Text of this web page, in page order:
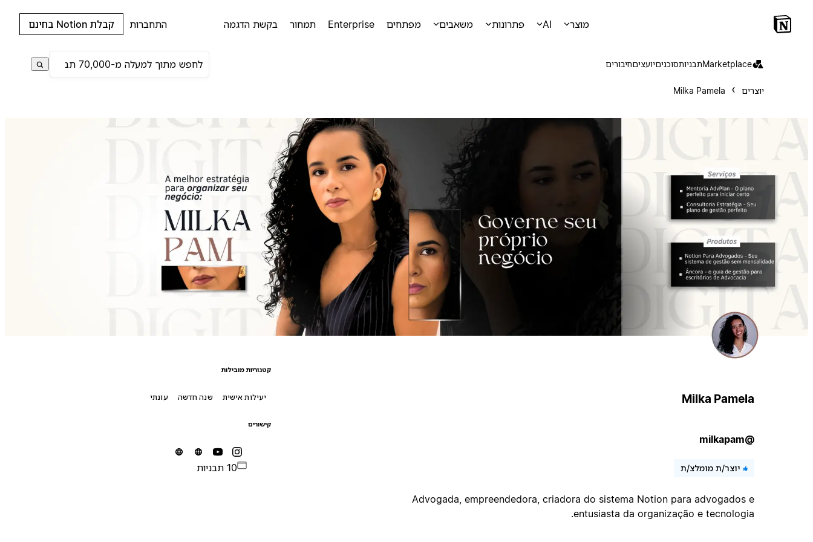
מוצר AI פתרונות משאבים מפתחים Enterprise תמחור בקשת הדגמה התחברות קבלת Notion בחינם
Marketplaceתבניותסוכניםיועציםחיבורים
יוצרים Milka Pamela
Milka Pamela
@milkapam
יוצר/ת מומלצ/ת
Advogada, empreendedora, criadora do sistema Notion para advogados e
entusiasta da organização e tecnologia.
קטגוריות מובילות
יעילות אישית שנה חדשה עונתי
קישורים
10 תבניות